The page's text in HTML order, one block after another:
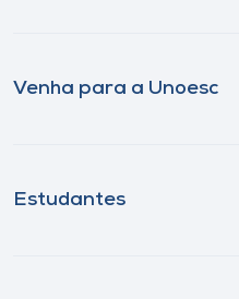
Venha para a Unoesc
Estudantes